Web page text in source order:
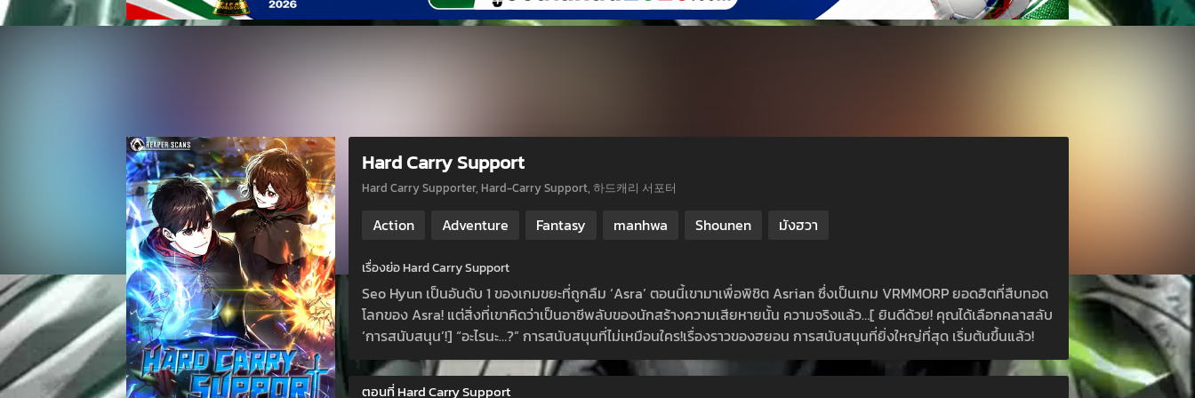
Hard Carry Support
Hard Carry Supporter, Hard-Carry Support, 하드캐리 서포터
Action Adventure Fantasy manhwa Shounen มังฮวา
เรื่องย่อ Hard Carry Support
Seo Hyun เป็นอันดับ 1 ของเกมขยะที่ถูกลืม ‘Asra’ ตอนนี้เขามาเพื่อพิชิต Asrian ซึ่งเป็นเกม VRMMORP ยอดฮิตที่สืบทอด
โลกของ Asra! แต่สิ่งที่เขาคิดว่าเป็นอาชีพลับของนักสร้างความเสียหายนั้น ความจริงแล้ว…[ ยินดีด้วย! คุณได้เลือกคลาสลับ
‘การสนับสนุน’!] “อะไรนะ…?” การสนับสนุนที่ไม่เหมือนใคร!เรื่องราวของฮยอน การสนับสนุนที่ยิ่งใหญ่ที่สุด เริ่มต้นขึ้นแล้ว!
ตอนที่ Hard Carry Support